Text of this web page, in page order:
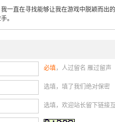
一直在寻找能够让我在游戏中脱颖而出
。
必填，人过留名 雁过留声
选填，填了我们绝对保密
选填，欢迎站长留下链接